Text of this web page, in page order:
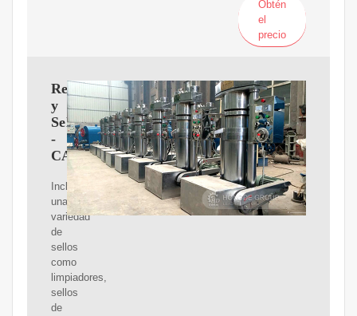
Obtén
el
precio
Retenes
y
Sellos
-
CADIVE
Incluyen
una
variedad
de
sellos
como
limpiadores,
sellos
de